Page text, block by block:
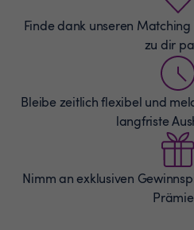
Finde dank unseren
zu dir
Bleibe zeitlich flexibel und
langfriste
Nimm an exklusiven